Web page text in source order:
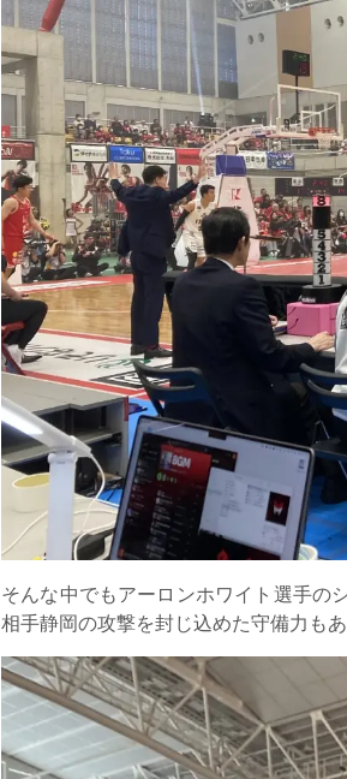
そんな中でもアーロンホワイト選手の
相手静岡の攻撃を封じ込めた守備力も